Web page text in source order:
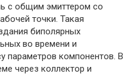
с общим эмиттером со
точки. Такая
биполярных
во времени и
параметров компонентов. В
через коллектор и